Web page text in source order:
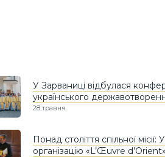
У Зарваниці відбулася
українського
28 травня
Понад століття спільної
організацію «L’Œuvre